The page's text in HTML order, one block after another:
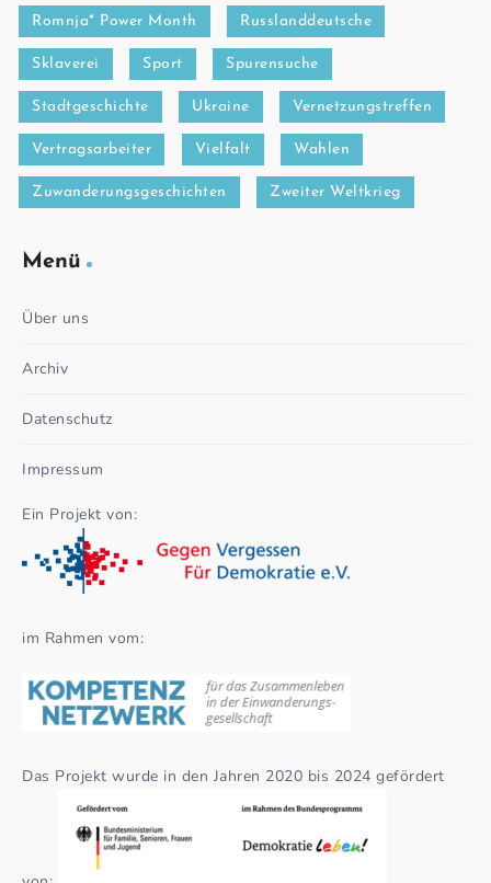
Romnja* Power Month Russlanddeutsche
Sklaverei Sport Spurensuche
Stadtgeschichte Ukraine Vernetzungstreffen
Vertragsarbeiter Vielfalt Wahlen
Zuwanderungsgeschichten Zweiter Weltkrieg
Menü
Über uns
Archiv
Datenschutz
Impressum
Ein Projekt von:
im Rahmen vom:
Das Projekt wurde in den Jahren 2020 bis 2024 gefördert